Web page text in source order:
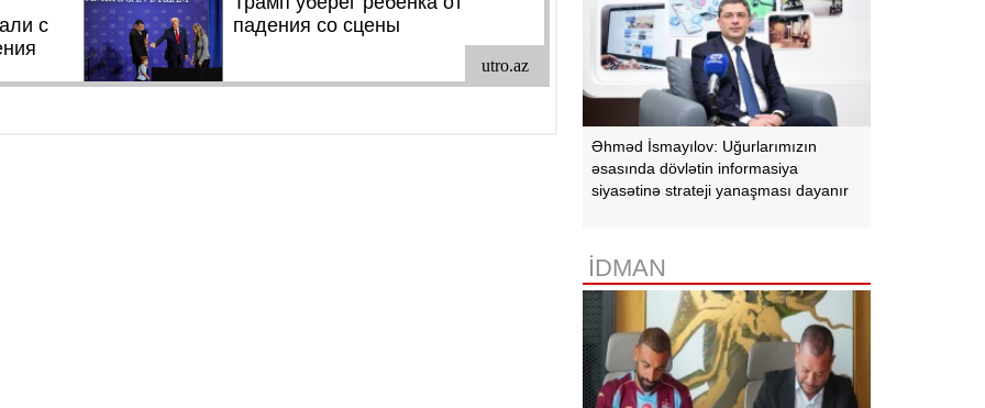
Əhməd İsmayılov: Uğurlarımızın
əsasında dövlətin informasiya
siyasətinə strateji yanaşması dayanır
İDMAN